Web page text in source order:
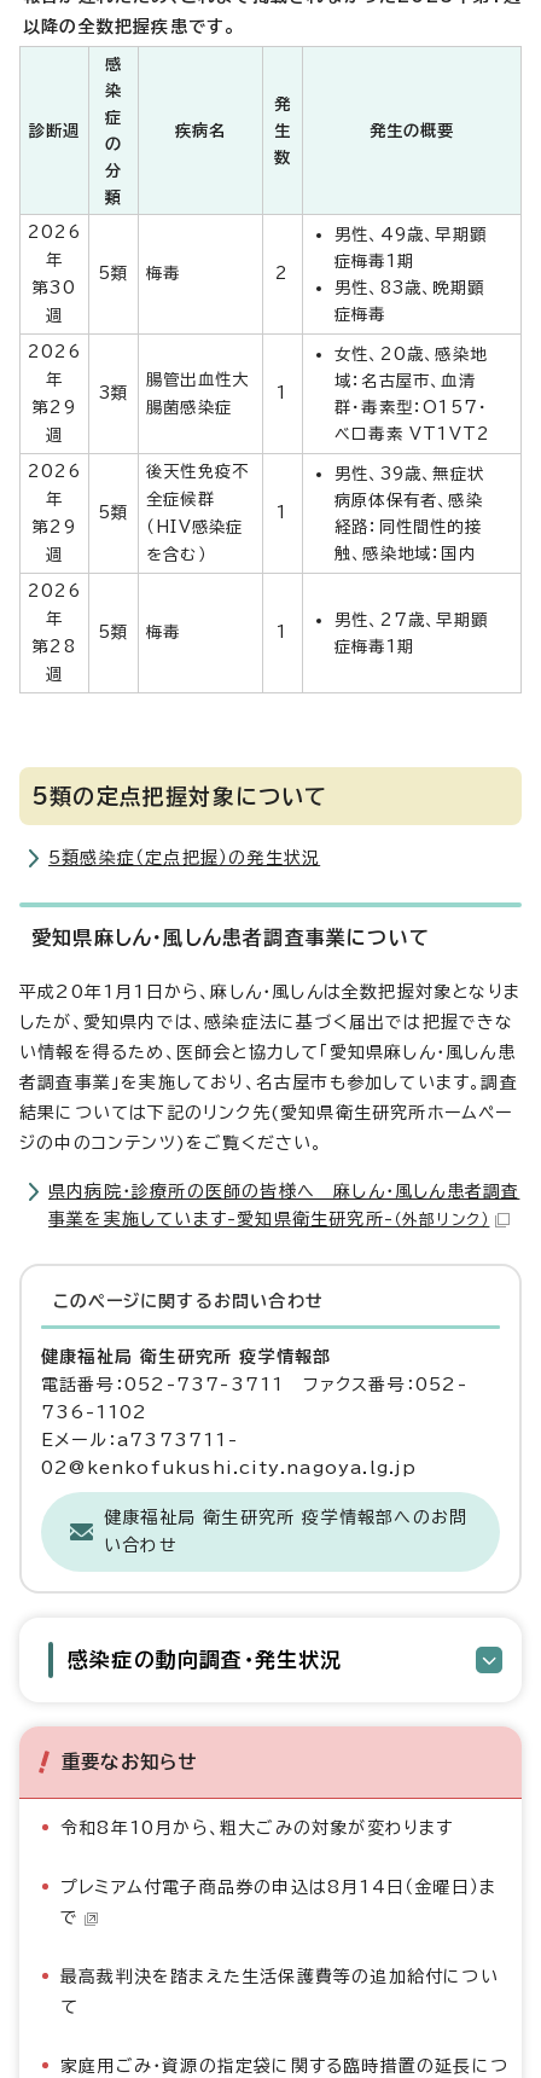
以降の全数把握疾患です。
診断週
感
染
症
の
分
類
疾病名
発
生
数
発生の概要
2026
年
第30
週
5類 梅毒 2
男性、49歳、早期顕
症梅毒1期
男性、83歳、晩期顕
症梅毒
2026
年
第29
週
3類
腸管出血性大
腸菌感染症
1
女性、20歳、感染地
域：名古屋市、血清
群・毒素型：O157・
ベロ毒素 VT1VT2
2026
年
第29
週
5類
後天性免疫不
全症候群
（HIV感染症
を含む）
1
男性、39歳、無症状
病原体保有者、感染
経路：同性間性的接
触、感染地域：国内
2026
年
第28
週
5類 梅毒 1
男性、27歳、早期顕
症梅毒1期
5類の定点把握対象について
5類感染症（定点把握）の発生状況
愛知県麻しん・風しん患者調査事業について
平成20年1月1日から、麻しん・風しんは全数把握対象となりま
したが、愛知県内では、感染症法に基づく届出では把握できな
い情報を得るため、医師会と協力して「愛知県麻しん・風しん患
者調査事業」を実施しており、名古屋市も参加しています。調査
結果については下記のリンク先(愛知県衛生研究所ホームペー
ジの中のコンテンツ)をご覧ください。
県内病院・診療所の医師の皆様へ 麻しん・風しん患者調査
事業を実施しています-愛知県衛生研究所- （外部リンク）
このページに関する お問い合わせ
健康福祉局 衛生研究所 疫学情報部
電話番号：052-737-3711 ファクス番号：052-
736-1102
Eメール：a7373711-
02@kenkofukushi.city.nagoya.lg.jp
健康福祉局 衛生研究所 疫学情報部へのお問
い合わせ
感染症の動向調査・発生状況
重要なお知らせ
令和8年10月から、粗大ごみの対象が変わります
プレミアム付電子商品券の申込は8月14日（金曜日）ま
で
最高裁判決を踏まえた生活保護費等の追加給付につい
て
家庭用ごみ・資源の指定袋に関する臨時措置の延長につ